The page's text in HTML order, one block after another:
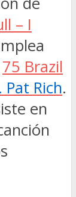
– I
75 Brazil
Pat Rich.
en